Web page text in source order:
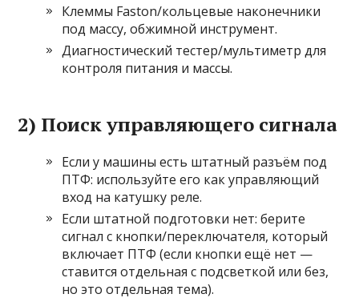
Клеммы Faston/кольцевые наконечники
под массу, обжимной инструмент.
Диагностический тестер/мультиметр для
контроля питания и массы.
2) Поиск управляющего сигнала
Если у машины есть штатный разъём под
ПТФ: используйте его как управляющий
вход на катушку реле.
Если штатной подготовки нет: берите
сигнал с кнопки/переключателя, который
включает ПТФ (если кнопки ещё нет —
ставится отдельная с подсветкой или без,
но это отдельная тема).